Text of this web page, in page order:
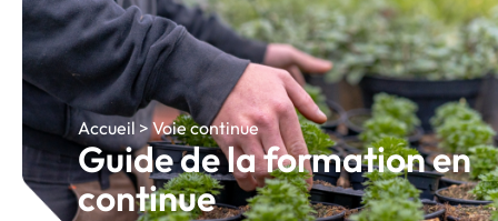
Accueil > Voie continue
Guide de la formation en
continue